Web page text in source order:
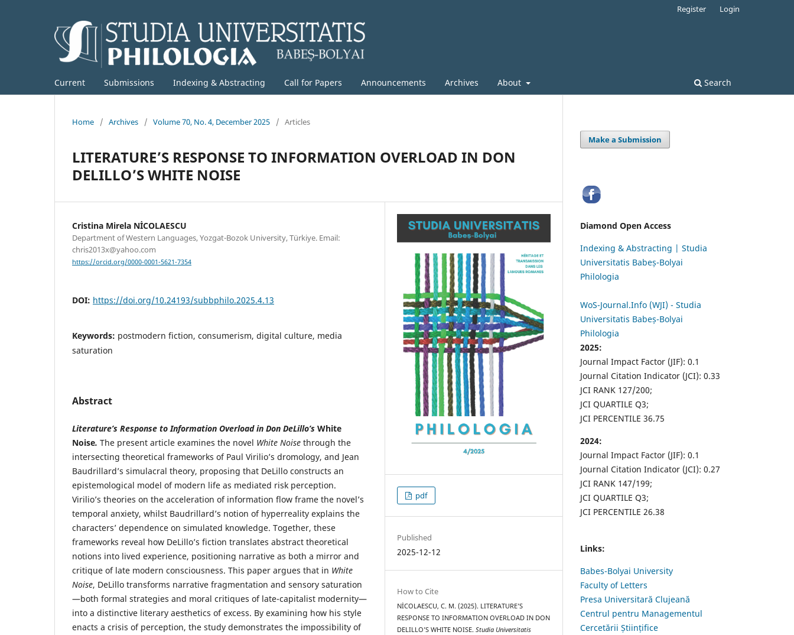
Current Submissions Indexing & Abstracting Call for Papers Announcements Archives About Search
Register Login
Home / Archives / Volume 70, No. 4, December 2025 / Articles
LITERATURE’S RESPONSE TO INFORMATION OVERLOAD IN DON
DELILLO’S WHITE NOISE
Cristina Mirela NİCOLAESCU
Department of Western Languages, Yozgat-Bozok University, Türkiye. Email:
chris2013x@yahoo.com
https://orcid.org/0000-0001-5621-7354
DOI: https://doi.org/10.24193/subbphilo.2025.4.13
Keywords: postmodern fiction, consumerism, digital culture, media
saturation
Abstract
Literature’s Response to Information Overload in Don DeLillo’s White
Noise. The present article examines the novel White Noise through the
intersecting theoretical frameworks of Paul Virilio’s dromology, and Jean
Baudrillard’s simulacral theory, proposing that DeLillo constructs an
epistemological model of modern life as mediated risk perception.
Virilio’s theories on the acceleration of information flow frame the novel’s
temporal anxiety, whilst Baudrillard’s notion of hyperreality explains the
characters’ dependence on simulated knowledge. Together, these
frameworks reveal how DeLillo’s fiction translates abstract theoretical
notions into lived experience, positioning narrative as both a mirror and
critique of late modern consciousness. This paper argues that in White
Noise, DeLillo transforms narrative fragmentation and sensory saturation
—both formal strategies and moral critiques of late-capitalist modernity—
into a distinctive literary aesthetics of excess. By examining how his style
enacts a crisis of perception, the study demonstrates the impossibility of
pdf
Published
2025-12-12
How to Cite
NİCOLAESCU, C. M. (2025). LITERATURE’S
RESPONSE TO INFORMATION OVERLOAD IN DON
DELILLO’S WHITE NOISE.Studia Universitatis
Make a Submission
Diamond Open Access
Indexing & Abstracting | Studia
Universitatis Babeș-Bolyai
Philologia
WoS-Journal.Info (WJI) - Studia
Universitatis Babeș-Bolyai
Philologia
2025:
Journal Impact Factor (JIF): 0.1
Journal Citation Indicator (JCI): 0.33
JCI RANK 127/200;
JCI QUARTILE Q3;
JCI PERCENTILE 36.75
2024:
Journal Impact Factor (JIF): 0.1
Journal Citation Indicator (JCI): 0.27
JCI RANK 147/199;
JCI QUARTILE Q3;
JCI PERCENTILE 26.38
Links:
Babes-Bolyai University
Faculty of Letters
Presa Universitară Clujeană
Centrul pentru Managementul
Cercetării Științifice